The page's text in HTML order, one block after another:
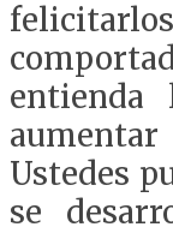
entienda
Ustedes
se